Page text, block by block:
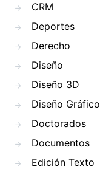
CRM
Deportes
Derecho
Diseño
Diseño 3D
Diseño Gráfico
Doctorados
Documentos
Edición Texto